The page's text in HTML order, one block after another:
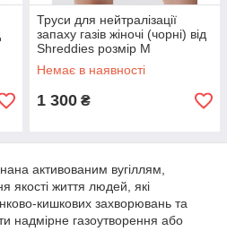
Життя: Підходить для
а також тих, хто відчуває
кишкові розлади.
Догляду:
властивості на
Труси для нейтралізації
запаху газів жіночі (чорні) від
Shreddies розмір М
Немає в наявності
1 300 ₴
активованим вугіллям,
якості життя людей, які
кишкових захворювань та
надмірне газоутворення або